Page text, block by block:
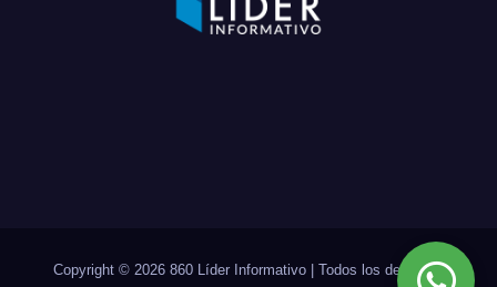
Copyright © 2026 860 Líder Informativo | Todos los derechos